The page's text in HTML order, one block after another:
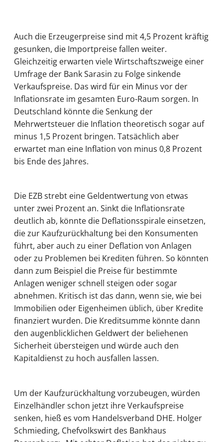
Auch die Erzeugerpreise sind mit 4,5 Prozent kräftig
gesunken, die Importpreise fallen weiter.
Gleichzeitig erwarten viele Wirtschaftszweige einer
Umfrage der Bank Sarasin zu Folge sinkende
Verkaufspreise. Das wird für ein Minus vor der
Inflationsrate im gesamten Euro-Raum sorgen. In
Deutschland könnte die Senkung der
Mehrwertsteuer die Inflation theoretisch sogar auf
minus 1,5 Prozent bringen. Tatsächlich aber
erwartet man eine Inflation von minus 0,8 Prozent
bis Ende des Jahres.
Die EZB strebt eine Geldentwertung von etwas
unter zwei Prozent an. Sinkt die Inflationsrate
deutlich ab, könnte die Deflationsspirale einsetzen,
die zur Kaufzurückhaltung bei den Konsumenten
führt, aber auch zu einer Deflation von Anlagen
oder zu Problemen bei Krediten führen. So könnten
dann zum Beispiel die Preise für bestimmte
Anlagen weniger schnell steigen oder sogar
abnehmen. Kritisch ist das dann, wenn sie, wie bei
Immobilien oder Eigenheimen üblich, über Kredite
finanziert wurden. Die Kreditsumme könnte dann
den augenblicklichen Geldwert der beliehenen
Sicherheit übersteigen und würde auch den
Kapitaldienst zu hoch ausfallen lassen.
Um der Kaufzurückhaltung vorzubeugen, würden
Einzelhändler schon jetzt ihre Verkaufspreise
senken, hieß es vom Handelsverband DHE. Holger
Schmieding, Chefvolkswirt des Bankhaus